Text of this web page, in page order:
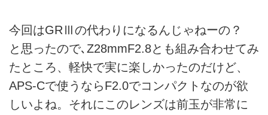
今回はGRⅢの代わりになるんじゃねーの？
と思ったので､Z28mmF2.8とも組み合わせてみ
たところ、軽快で実に楽しかったのだけど、
APS-Cで使うならF2.0でコンパクトなのが欲
しいよね。それにこのレンズは前玉が非常に